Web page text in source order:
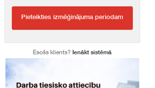
Pieteikties izmēģinājuma periodam
Esošs klients? Ienākt sistēmā